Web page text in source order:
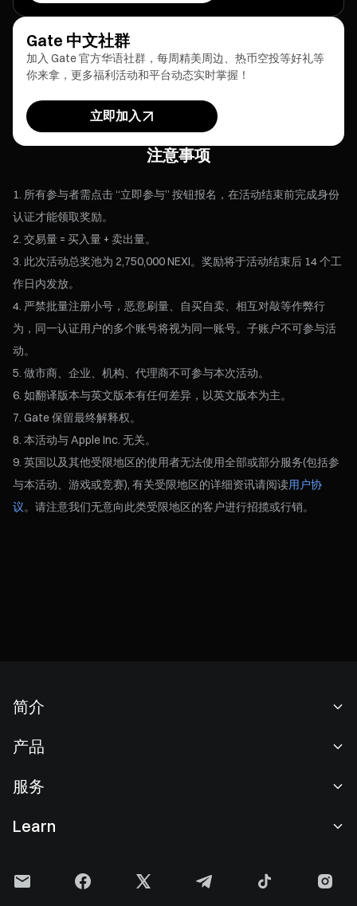
Gate 中文社群
加入 Gate 官方华语社群，每周精美周边、热币空投等好礼等
你来拿，更多福利活动和平台动态实时掌握！
立即加入
注意事项
所有参与者需点击 “立即参与” 按钮报名，在活动结束前完成身份
认证才能领取奖励。
交易量 = 买入量 + 卖出量。
此次活动总奖池为 2,750,000 NEXI。奖励将于活动结束后 14 个工
作日内发放。
严禁批量注册小号，恶意刷量、自买自卖、相互对敲等作弊行
为，同一认证用户的多个账号将视为同一账号。子账户不可参与活
动。
做市商、企业、机构、代理商不可参与本次活动。
如翻译版本与英文版本有任何差异，以英文版本为主。
Gate 保留最终解释权。
本活动与 Apple Inc. 无关。
英国以及其他受限地区的使用者无法使用全部或部分服务(包括参
与本活动、游戏或竞赛), 有关受限地区的详细资讯请阅读用户协
议。请注意我们无意向此类受限地区的客户进行招揽或行销。
简介
新闻中心
产品
现货交易
理财中心
服务
Learn
Gate 快讯